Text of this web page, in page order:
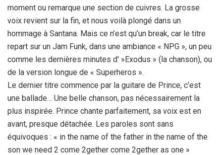
moment ou remarque une section de cuivres. La grosse
voix revient sur la fin, et nous voilà plongé dans un
hommage à Santana. Mais ce n’est qu’un break, car le titre
repart sur un Jam Funk, dans une ambiance « NPG », un peu
comme les dernières minutes d' »Exodus » (la chanson), ou
de la version longue de « Superheros ».
Le dernier titre commence par la guitare de Prince, c’est
une ballade… Une belle chanson, pas nécessairement la
plus inspirée. Prince chante parfaitement, sa voix est en
avant, presque détachée. Les paroles sont sans
équivoques : « in the name of the father in the name of the
son we need 2 come 2gether come 2gether as one »